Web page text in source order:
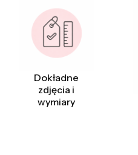
Dokładne
zdjęcia i
wymiary